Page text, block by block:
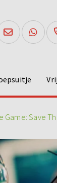
Game: Save